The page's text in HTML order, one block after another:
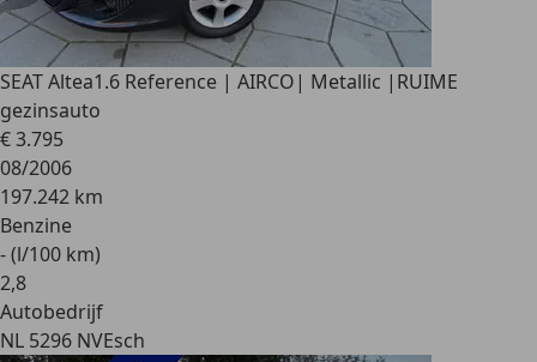
SEAT Altea1.6 Reference | AIRCO| Metallic |RUIME
gezinsauto
€ 3.795
08/2006
197.242 km
Benzine
- (l/100 km)
2,8
Autobedrijf
NL 5296 NVEsch